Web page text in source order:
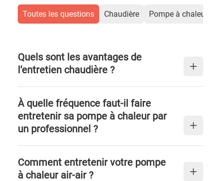
Toutes les questions Chaudière Pompe à chaleur
Quels sont les avantages de
l’entretien chaudière ?
À quelle fréquence faut-il faire
entretenir sa pompe à chaleur par
un professionnel ?
Comment entretenir votre pompe
à chaleur air-air ?